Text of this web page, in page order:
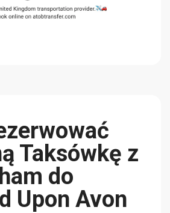
Taksówkę z
do
Upon Avon